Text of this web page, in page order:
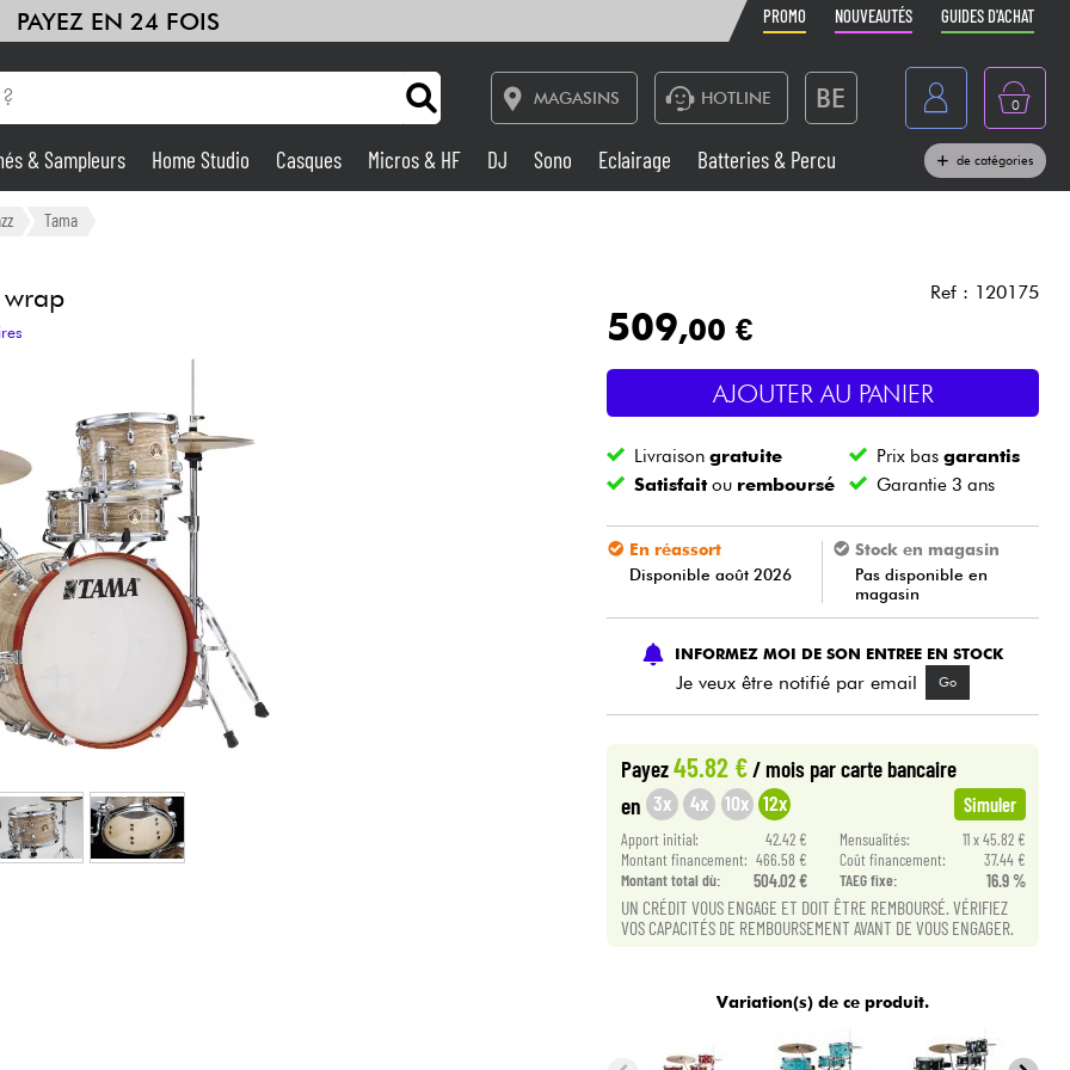
PAYEZ EN 24 FOIS PROMO NOUVEAUTÉS GUIDES D'ACHAT
MAGASINS HOTLINE BE
België
Nederland
0
Sono
Batteries & Percu Vents
Eveil Musical Câbles & Access.
Packs
& Sampleurs Home Studio Casques Micros & HF DJ Sono Eclairage Batteries & Percu de catégories
Tama
Ref : 120175
509,00 €
AJOUTER AU PANIER
Livraisongratuite Prix bas garantis
Satisfaitou remboursé Garantie 3 ans
En réassort
Disponible août 2026
Stock en magasin
Pas disponible en
magasin
INFORMEZ MOI DE SON ENTREE EN STOCK
Je veux être notifié par email Go
Payez45.82 €/ mois par carte bancaire
en 3x 4x 10x 12x Simuler
Apport initial: 42.42 € Mensualités:
11 x 45.82 €
Montant financement: 466.58 € Coût financement:
37.44 €
Montant total dù:
504.02 € TAEG fixe: 16.9 %
UN CRÉDIT VOUS ENGAGE ET DOIT ÊTRE REMBOURSÉ. VÉRIFIEZ
VOS CAPACITÉS DE REMBOURSEMENT AVANT DE VOUS ENGAGER.
Variation(s) de ce produit.